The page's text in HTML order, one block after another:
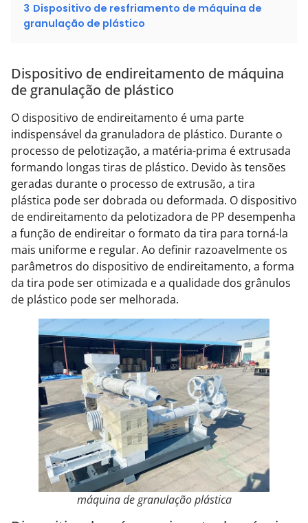
3 Dispositivo de resfriamento de máquina de
granulação de plástico
Dispositivo de endireitamento de máquina
de granulação de plástico
O dispositivo de endireitamento é uma parte
indispensável da granuladora de plástico. Durante o
processo de pelotização, a matéria-prima é extrusada
formando longas tiras de plástico. Devido às tensões
geradas durante o processo de extrusão, a tira
plástica pode ser dobrada ou deformada. O dispositivo
de endireitamento da pelotizadora de PP desempenha
a função de endireitar o formato da tira para torná-la
mais uniforme e regular. Ao definir razoavelmente os
parâmetros do dispositivo de endireitamento, a forma
da tira pode ser otimizada e a qualidade dos grânulos
de plástico pode ser melhorada.
máquina de granulação plástica